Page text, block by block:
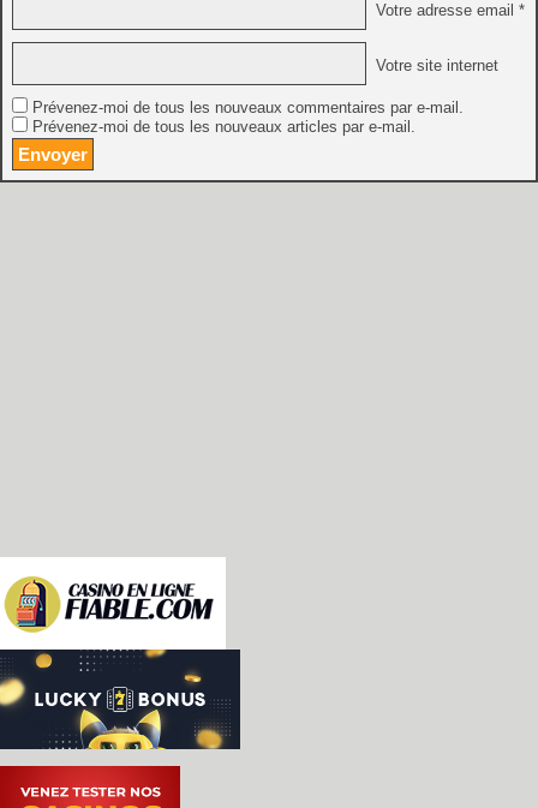
Votre adresse email *
Votre site internet
Prévenez-moi de tous les nouveaux commentaires par e-mail.
Prévenez-moi de tous les nouveaux articles par e-mail.